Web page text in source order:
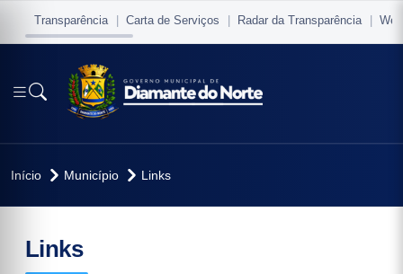
Transparência Carta de Serviços Radar da Transparência
Início Município Links
Links